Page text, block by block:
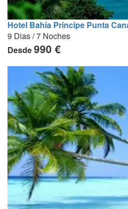
Hotel Bahía Príncipe Punta
9 Dias / 7 Noches
Desde990 €